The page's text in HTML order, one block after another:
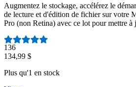
Augmentez le stockage, accélérez le
de lecture et d'édition de fichier sur votre
Pro (non Retina) avec ce lot pour mettre à
Nombre d'avis :
136
134,99 $
Plus qu'1 en stock